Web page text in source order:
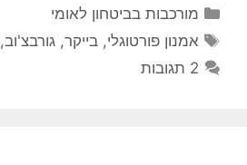
קטגוריות
מורכבות בביטחון לאומי
תגיות
אמנון פורטוגלי,בייקר,גורבצ'וב,
2 תגובות